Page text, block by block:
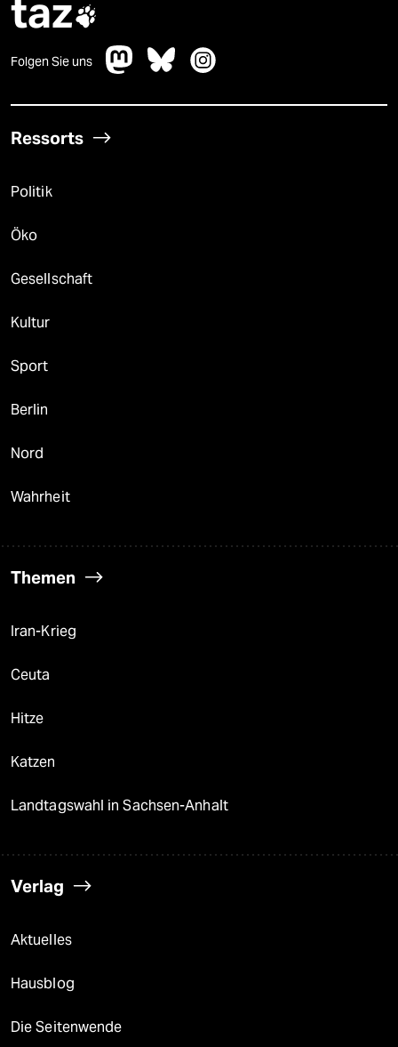
taz
Folgen Sie uns
Ressorts
Politik
Öko
Gesellschaft
Kultur
Sport
Berlin
Nord
Wahrheit
Themen
Iran-Krieg
Ceuta
Hitze
Katzen
Landtagswahl in Sachsen-Anhalt
Verlag
Aktuelles
Hausblog
Die Seitenwende